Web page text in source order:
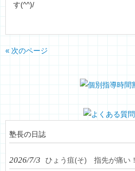
す(^^)/
« 次のページ
塾長の日誌
2026/7/3 ひょう疽(そ) 指先が痛い！